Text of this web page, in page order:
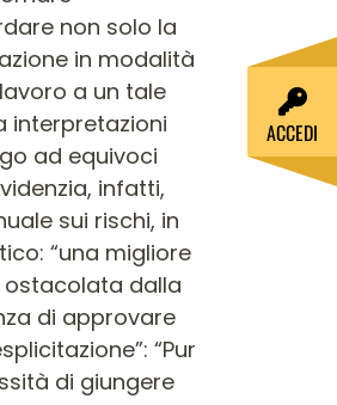
ACCEDI